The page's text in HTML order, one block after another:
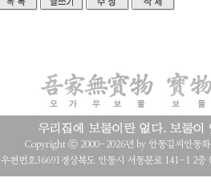
Copyright ⓒ 2000-2026년 by 안동김씨안동
우편번호36691경상북도 안동시 서동문로 141-1 2